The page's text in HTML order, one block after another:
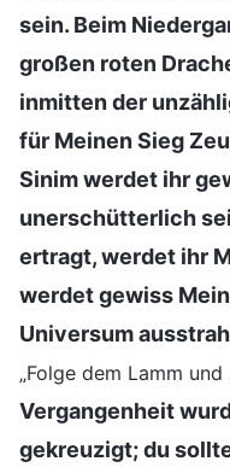
sein. Beim
großen roten
inmitten der
für Meinen Sieg
Sinim werdet ihr
unerschütterlich
ertragt, werdet ihr
werdet gewiss
Universum
„Folge dem Lamm
Vergangenheit
gekreuzigt; du